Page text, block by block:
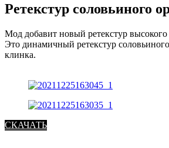
Ретекстур соловьиного
Мод добавит новый ретекстур высокого
Это динамичный ретекстур
клинка.
СКАЧАТЬ